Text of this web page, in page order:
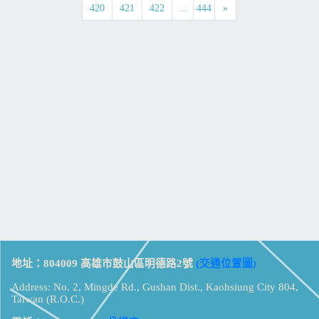
420 421 422 ... 444 »
地址：804009 高雄市鼓山區明德路2號 (交通位置圖)
Address: No. 2, Mingde Rd., Gushan Dist., Kaohsiung City 804,
Taiwan (R.O.C.)